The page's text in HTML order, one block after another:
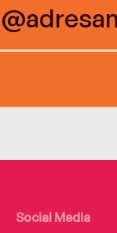
Social Media